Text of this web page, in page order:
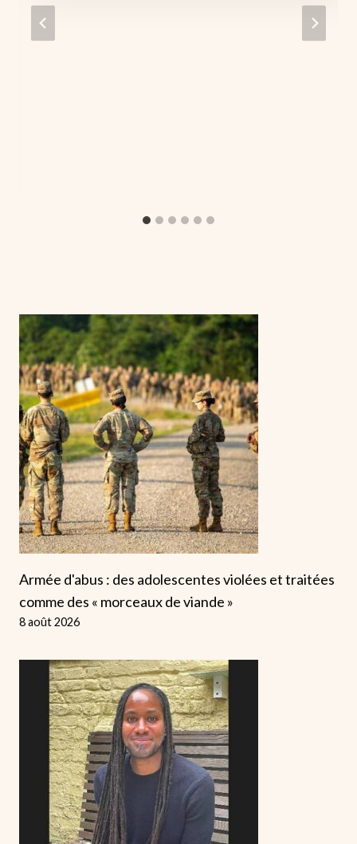
Armée d'abus : des adolescentes violées et traitées
comme des « morceaux de viande »
8 août 2026